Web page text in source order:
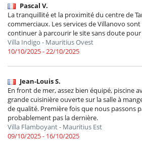
Pascal V.
La tranquillité et la proximité du centre de
commerciaux. Les services de Villanovo
continuer à parcourir le site sans doute
Villa Indigo - Mauritius Ovest
10/10/2025 - 22/10/2025
Jean-Louis S.
En front de mer, assez bien équipé, piscine
grande cuisinière ouverte sur la salle à
de qualité. Première fois que nous passons
probablement pas la dernière.
Villa Flamboyant - Mauritius Est
09/10/2025 - 16/10/2025